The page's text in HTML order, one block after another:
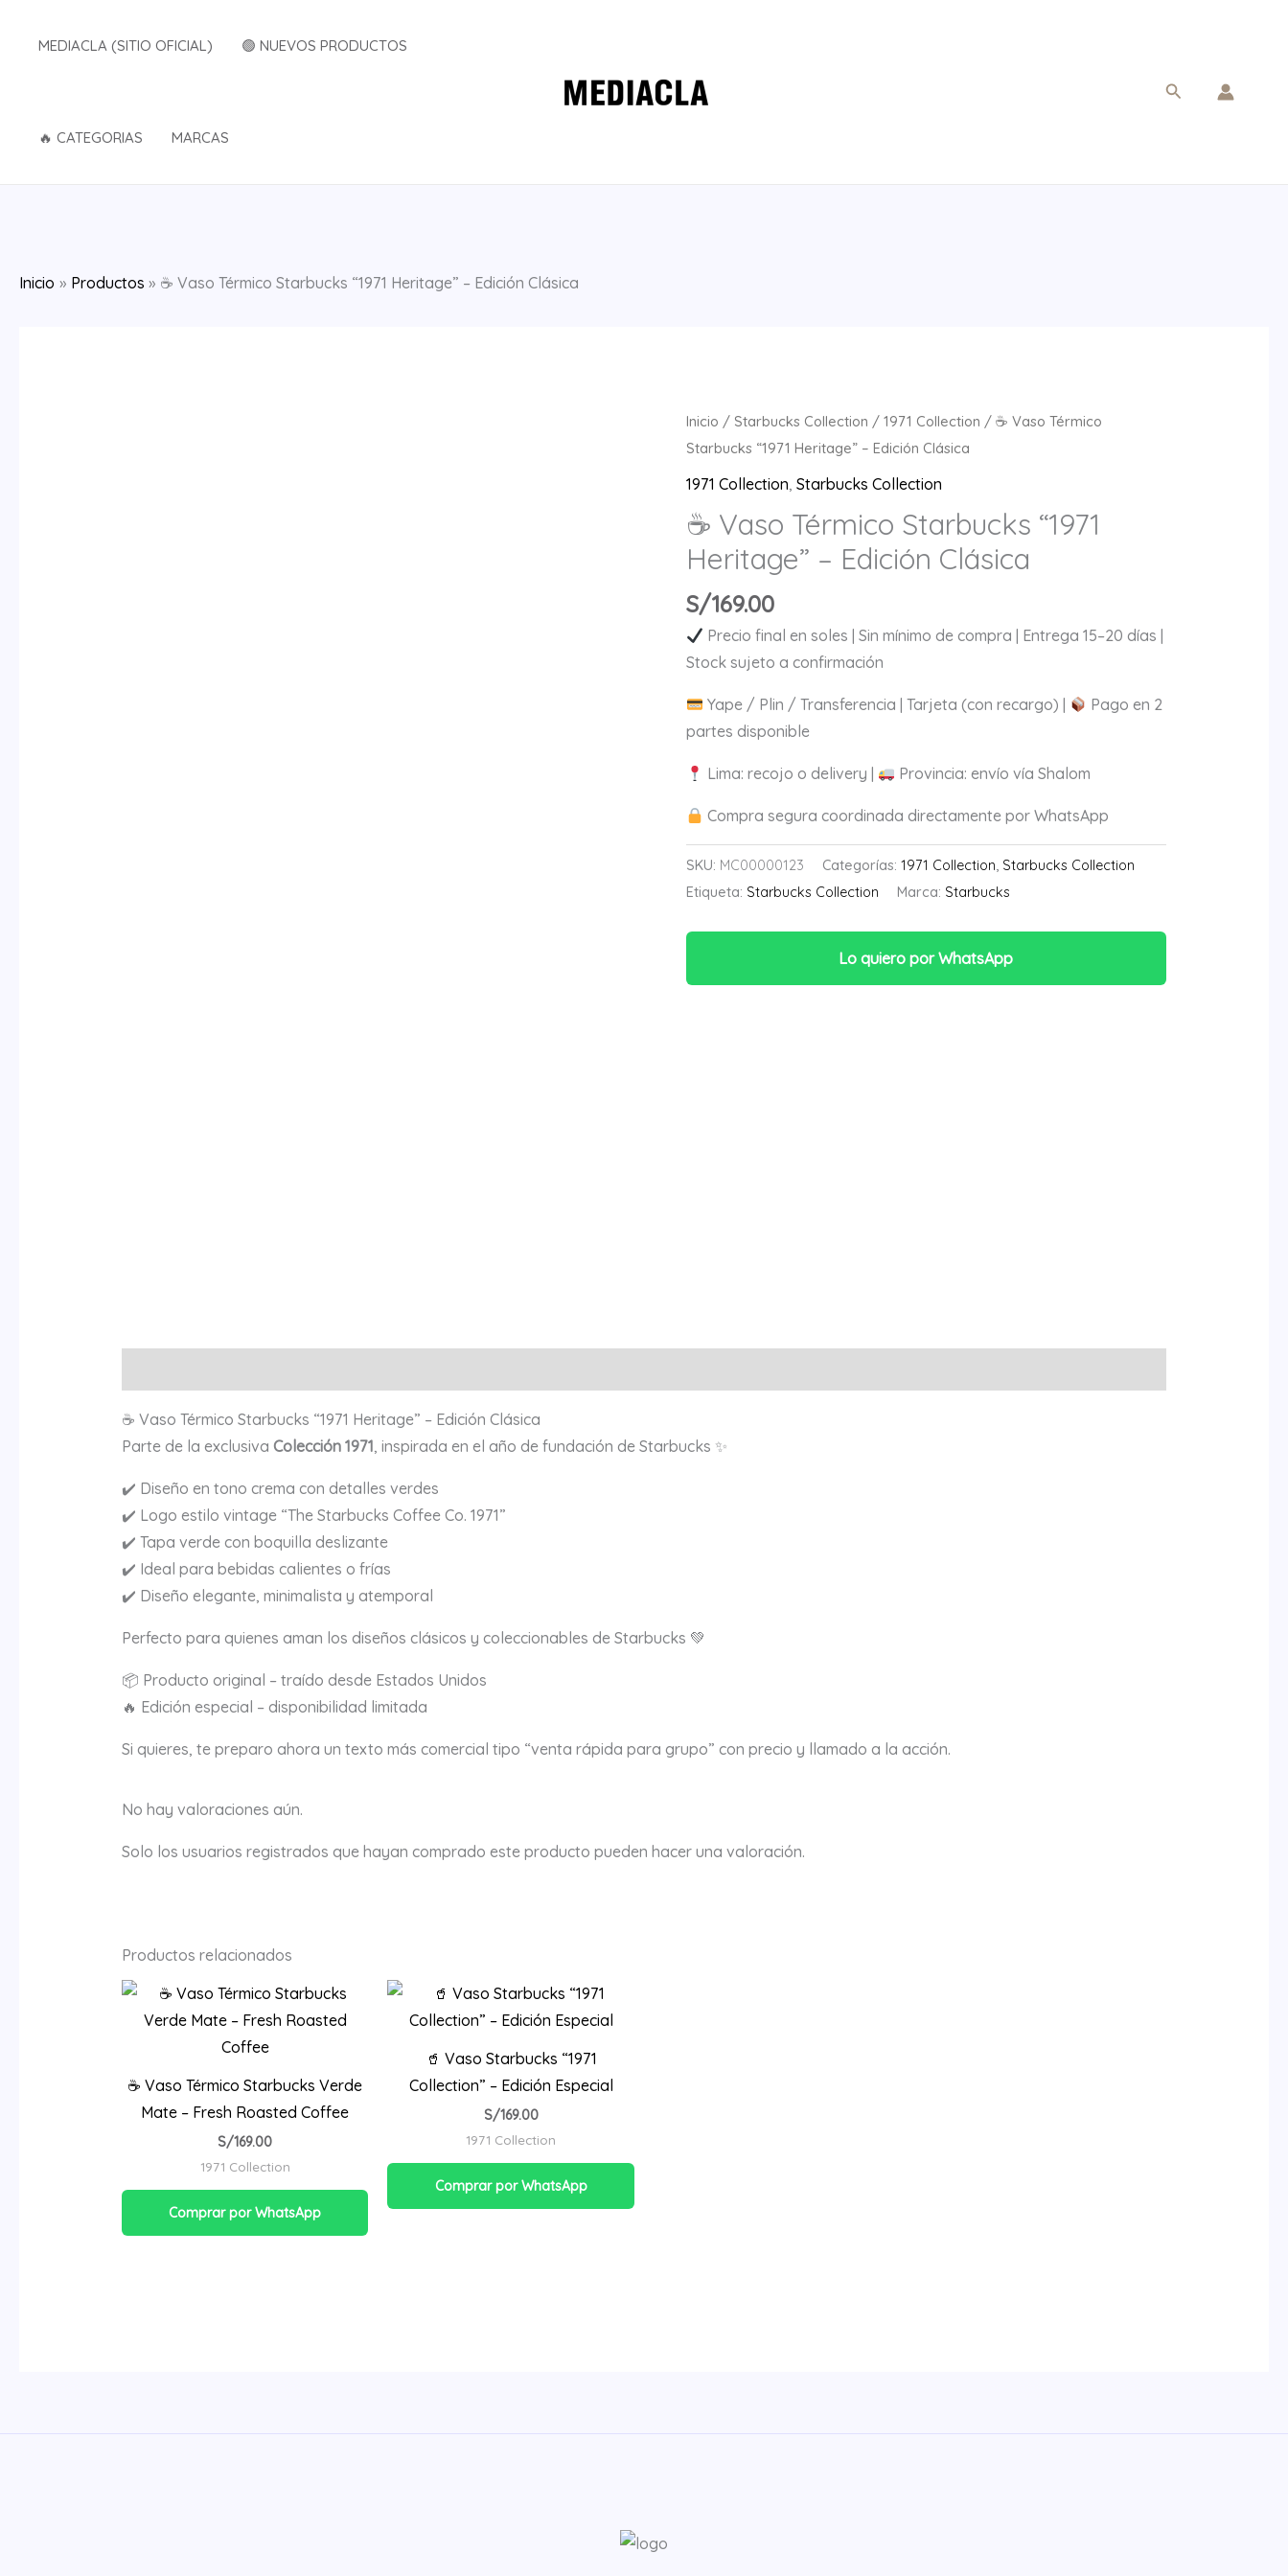
MEDIACLA (SITIO OFICIAL) 🟢 NUEVOS PRODUCTOS
🔥 CATEGORIAS MARCAS
Buscar
Inicio Productos ☕ Vaso Térmico Starbucks “1971 Heritage” – Edición Clásica
Inicio / Starbucks Collection / 1971 Collection / ☕ Vaso Térmico
Starbucks “1971 Heritage” – Edición Clásica
1971 Collection, Starbucks Collection
☕ Vaso Térmico Starbucks “1971
Heritage” – Edición Clásica
S/169.00
Precio final en soles | Sin mínimo de compra | Entrega 15–20 días |
Stock sujeto a confirmación
Yape / Plin / Transferencia | Tarjeta (con recargo) |
Pago en 2
partes disponible
Lima: recojo o delivery | Provincia: envío vía Shalom
Compra segura coordinada directamente por WhatsApp
SKU: MC00000123 Categorías: 1971 Collection, Starbucks Collection
Etiqueta: Starbucks Collection Marca: Starbucks
Lo quiero por WhatsApp
☕ Vaso Térmico Starbucks “1971 Heritage” – Edición Clásica
Parte de la exclusiva Colección 1971, inspirada en el año de fundación de Starbucks ✨
✔️ Diseño en tono crema con detalles verdes
✔️ Logo estilo vintage “The Starbucks Coffee Co. 1971”
✔️ Tapa verde con boquilla deslizante
✔️ Ideal para bebidas calientes o frías
✔️ Diseño elegante, minimalista y atemporal
Perfecto para quienes aman los diseños clásicos y coleccionables de Starbucks 💚
📦 Producto original – traído desde Estados Unidos
🔥 Edición especial – disponibilidad limitada
Si quieres, te preparo ahora un texto más comercial tipo “venta rápida para grupo” con precio y llamado a la acción.
No hay valoraciones aún.
Solo los usuarios registrados que hayan comprado este producto pueden hacer una valoración.
Productos relacionados
☕ Vaso Térmico Starbucks Verde
Mate – Fresh Roasted Coffee
S/169.00
1971 Collection
Comprar por WhatsApp
🥤 Vaso Starbucks “1971
Collection” – Edición Especial
S/169.00
1971 Collection
Comprar por WhatsApp